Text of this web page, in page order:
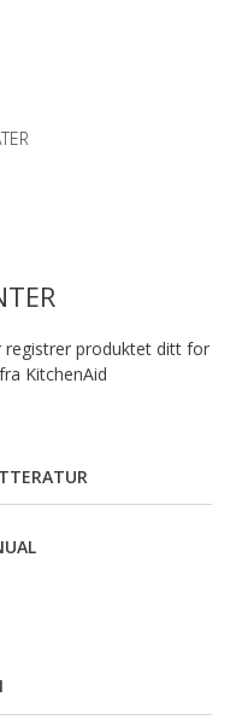
registrer produktet ditt for
KitchenAid